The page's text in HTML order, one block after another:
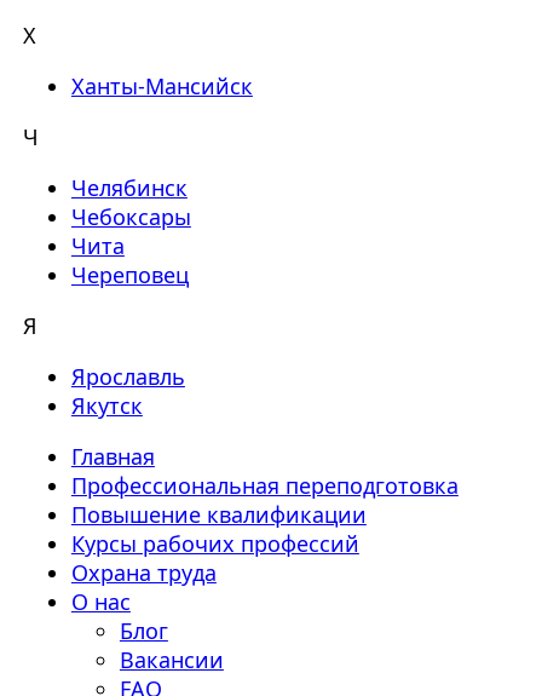
Х
Ханты-Мансийск
Ч
Челябинск
Чебоксары
Чита
Череповец
Я
Ярославль
Якутск
Главная
Профессиональная переподготовка
Повышение квалификации
Курсы рабочих профессий
Охрана труда
О нас
Блог
Вакансии
FAQ